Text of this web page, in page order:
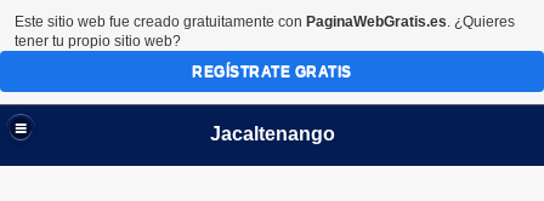
Jacaltenango
Este sitio web fue creado gratuitamente con PaginaWebGratis.es. ¿Quieres
tener tu propio sitio web?
REGÍSTRATE GRATIS